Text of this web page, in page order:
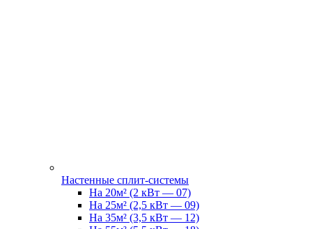
Настенные сплит-системы
На 20м² (2 кВт — 07)
На 25м² (2,5 кВт — 09)
На 35м² (3,5 кВт — 12)